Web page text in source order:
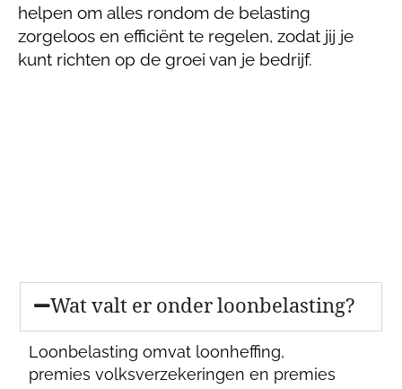
helpen om alles rondom de belasting
zorgeloos en efficiënt te regelen, zodat jij je
kunt richten op de groei van je bedrijf.
Wat valt er onder loonbelasting?
Loonbelasting omvat loonheffing,
premies volksverzekeringen en premies